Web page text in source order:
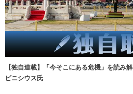
【独自連載】「今そこにある危機」を読み
ビニシウス氏